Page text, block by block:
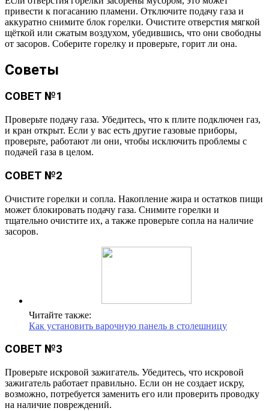
привести к погасанию пламени. Отключите подачу газа и
аккуратно снимите блок горелки. Очистите отверстия мягкой
щёткой или сжатым воздухом, убедившись, что они свободны
от засоров. Соберите горелку и проверьте, горит ли она.
Советы
СОВЕТ №1
Проверьте подачу газа. Убедитесь, что к плите подключен газ,
и кран открыт. Если у вас есть другие газовые приборы,
проверьте, работают ли они, чтобы исключить проблемы с
подачей газа в целом.
СОВЕТ №2
Очистите горелки и сопла. Накопление жира и остатков пищи
может блокировать подачу газа. Снимите горелки и
тщательно очистите их, а также проверьте сопла на наличие
засоров.
Читайте также:
Как установить варочную панель в столешницу
СОВЕТ №3
Проверьте искровой зажигатель. Убедитесь, что искровой
зажигатель работает правильно. Если он не создает искру,
возможно, потребуется заменить его или проверить проводку
на наличие повреждений.